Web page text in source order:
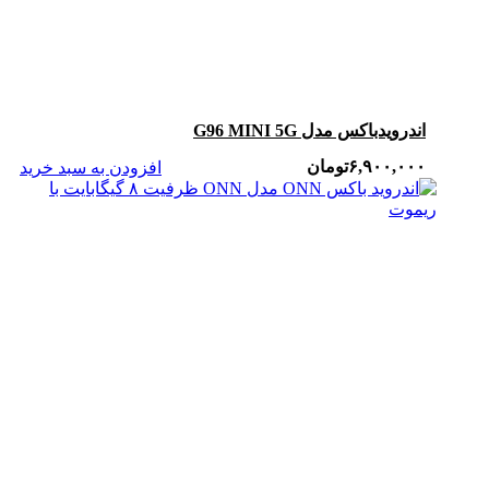
اندرویدباکس مدل G96 MINI 5G
افزودن به سبد خرید
۶,۹۰۰,۰۰۰تومان